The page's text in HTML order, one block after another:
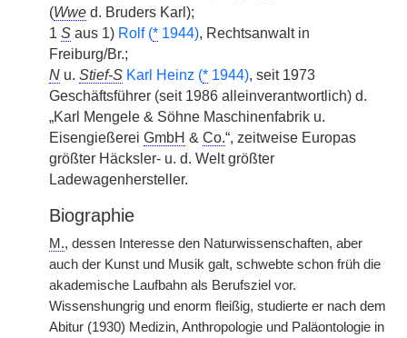
(Wwe d. Bruders Karl);
1 S aus 1) Rolf (* 1944), Rechtsanwalt in
Freiburg/Br.;
N u. Stief-S Karl Heinz (* 1944), seit 1973
Geschäftsführer (seit 1986 alleinverantwortlich) d.
„Karl Mengele & Söhne Maschinenfabrik u.
Eisengießerei GmbH & Co.“, zeitweise Europas
größter Häcksler- u. d. Welt größter
Ladewagenhersteller.
Biographie
M., dessen Interesse den Naturwissenschaften, aber
auch der Kunst und Musik galt, schwebte schon früh die
akademische Laufbahn als Berufsziel vor.
Wissenshungrig und enorm fleißig, studierte er nach dem
Abitur (1930) Medizin, Anthropologie und Paläontologie in